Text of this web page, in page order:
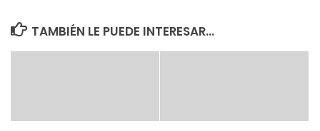
TAMBIÉN LE PUEDE INTERESAR...